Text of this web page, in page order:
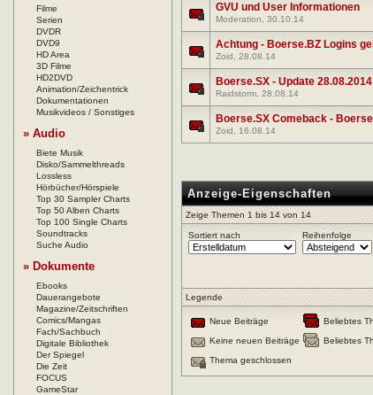
Filme
Serien
DVDR
DVD9
HD Area
3D Filme
HD2DVD
Animation/Zeichentrick
Dokumentationen
Musikvideos / Sonstiges
» Audio
Biete Musik
Disko/Sammelthreads
Lossless
Hörbücher/Hörspiele
Top 30 Sampler Charts
Top 50 Alben Charts
Top 100 Single Charts
Soundtracks
Suche Audio
» Dokumente
Ebooks
Dauerangebote
Magazine/Zeitschriften
Comics/Mangas
Fach/Sachbuch
Digitale Bibliothek
Der Spiegel
Die Zeit
FOCUS
GameStar
GVU und User Informationen
Moderation, 30.10.14
Achtung - Boerse.BZ Logins
Zoid , 28.08.14
Boerse.SX - Update 28.08.2014
Raidstorm, 28.08.14
Boerse.SX Comeback -
Zoid , 16.08.14
Anzeige-Eigenschaften
Zeige Themen 1 bis 14 von 14
Sortiert nach Reihenfolge
Legende
Neue Beiträge
Beliebtes
Keine neuen Beiträge
Beliebtes
Thema geschlossen